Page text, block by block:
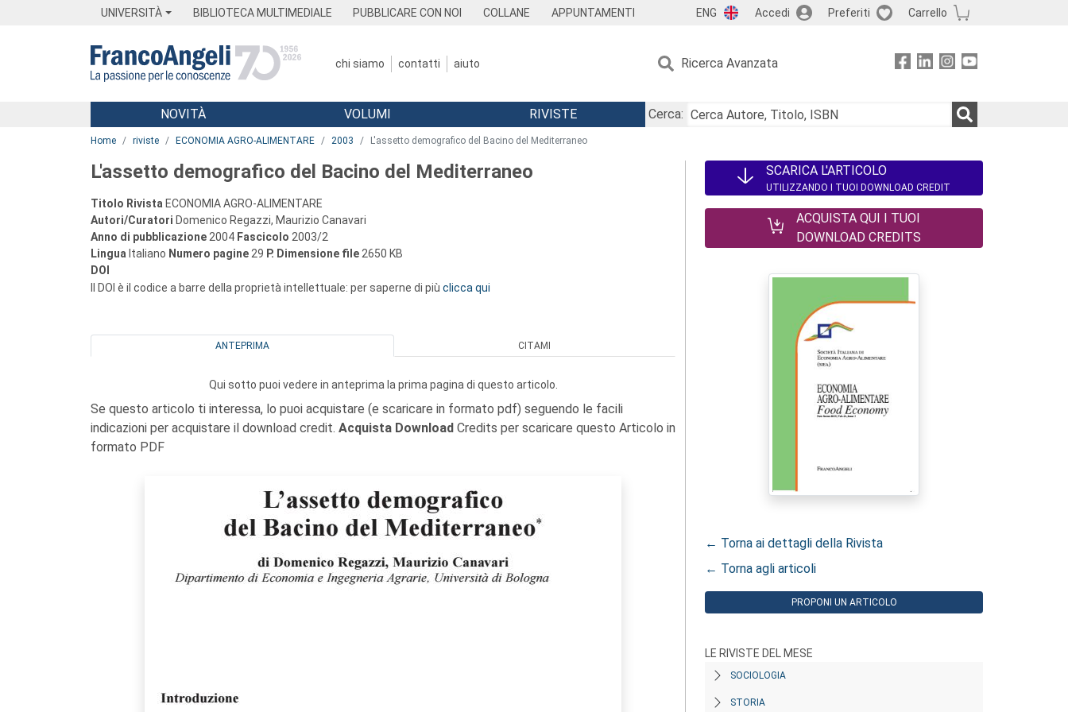
UNIVERSITÀ BIBLIOTECA MULTIMEDIALE PUBBLICARE CON NOI COLLANE APPUNTAMENTI ENG Accedi Preferiti Carrello
chi siamo contatti aiuto Ricerca Avanzata
Menu
NOVITÀ VOLUMI RIVISTE
Cerca:
Home riviste ECONOMIA AGRO-ALIMENTARE 2003 L'assetto demografico del Bacino del Mediterraneo
L'assetto demografico del Bacino del Mediterraneo
Titolo Rivista ECONOMIA AGRO-ALIMENTARE
Autori/Curatori Domenico Regazzi, Maurizio Canavari
Anno di pubblicazione 2004 Fascicolo 2003/2
Lingua Italiano Numero pagine 29 P. Dimensione file 2650 KB
DOI
Il DOI è il codice a barre della proprietà intellettuale: per saperne di più clicca qui
ANTEPRIMA CITAMI
Qui sotto puoi vedere in anteprima la prima pagina di questo articolo.
Se questo articolo ti interessa, lo puoi acquistare (e scaricare in formato pdf) seguendo le facili
indicazioni per acquistare il download credit. Acquista Download Credits per scaricare questo Articolo in
formato PDF
SCARICA L'ARTICOLO
UTILIZZANDO I TUOI DOWNLOAD CREDIT
ACQUISTA QUI I TUOI
DOWNLOAD CREDITS
← Torna ai dettagli della Rivista
← Torna agli articoli
PROPONI UN ARTICOLO
LE RIVISTE DEL MESE
SOCIOLOGIA
STORIA